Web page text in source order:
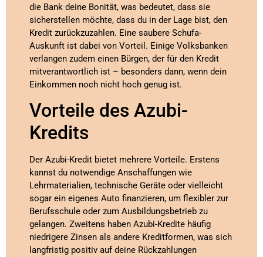
die Bank deine Bonität, was bedeutet, dass sie
sicherstellen möchte, dass du in der Lage bist, den
Kredit zurückzuzahlen. Eine saubere Schufa-
Auskunft ist dabei von Vorteil. Einige Volksbanken
verlangen zudem einen Bürgen, der für den Kredit
mitverantwortlich ist – besonders dann, wenn dein
Einkommen noch nicht hoch genug ist.
Vorteile des Azubi-
Kredits
Der Azubi-Kredit bietet mehrere Vorteile. Erstens
kannst du notwendige Anschaffungen wie
Lehrmaterialien, technische Geräte oder vielleicht
sogar ein eigenes Auto finanzieren, um flexibler zur
Berufsschule oder zum Ausbildungsbetrieb zu
gelangen. Zweitens haben Azubi-Kredite häufig
niedrigere Zinsen als andere Kreditformen, was sich
langfristig positiv auf deine Rückzahlungen